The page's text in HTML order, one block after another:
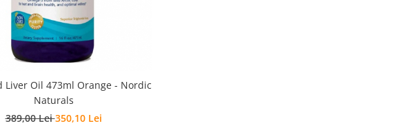
Liver Oil 473ml Orange - Nordic
Naturals
389,00 Lei350,10 Lei